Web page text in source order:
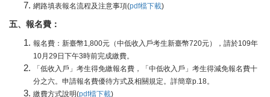
網路填表報名流程及注意事項(pdf檔下載)
五、報名費：
報名費：新臺幣1,800元（中低收入戶考生新臺幣720元），請於109年
10月29日下午3時前完成繳費。
「低收入戶」考生得免繳報名費，「中低收入戶」考生得減免報名費十
分之六。申請報名費優待方式及相關規定。詳簡章p.18。
繳費方式說明(pdf檔下載)